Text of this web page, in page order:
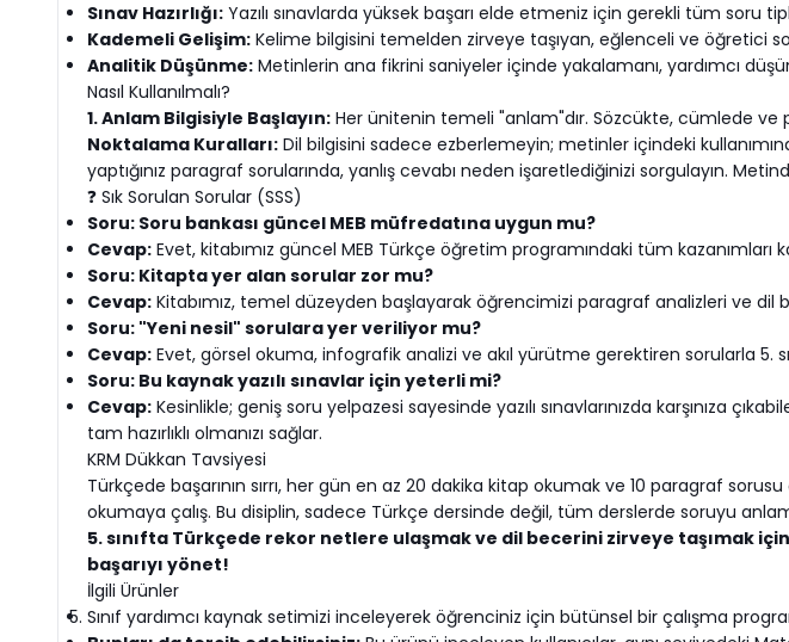
Sınav Hazırlığı: Yazılı sınavlarda yüksek başarı elde etmeniz için gerekli tüm soru
Kademeli Gelişim: Kelime bilgisini temelden zirveye taşıyan, eğlenceli ve öğretici
Analitik Düşünme: Metinlerin ana fikrini saniyeler içinde yakalamanı, yardımcı
Nasıl Kullanılmalı?
1. Anlam Bilgisiyle Başlayın: Her ünitenin temeli "anlam"dır. Sözcükte, cümlede
Noktalama Kuralları: Dil bilgisini sadece ezberlemeyin; metinler içindeki
yaptığınız paragraf sorularında, yanlış cevabı neden işaretlediğinizi sorgulayın.
❓ Sık Sorulan Sorular (SSS)
Soru: Soru bankası güncel MEB müfredatına uygun mu?
Cevap: Evet, kitabımız güncel MEB Türkçe öğretim programındaki tüm kazanımları
Soru: Kitapta yer alan sorular zor mu?
Cevap: Kitabımız, temel düzeyden başlayarak öğrencimizi paragraf analizleri ve dil
Soru: "Yeni nesil" sorulara yer veriliyor mu?
Cevap: Evet, görsel okuma, infografik analizi ve akıl yürütme gerektiren sorularla 5.
Soru: Bu kaynak yazılı sınavlar için yeterli mi?
Cevap: Kesinlikle; geniş soru yelpazesi sayesinde yazılı sınavlarınızda karşınıza
tam hazırlıklı olmanızı sağlar.
KRM Dükkan Tavsiyesi
Türkçede başarının sırrı, her gün en az 20 dakika kitap okumak ve 10 paragraf
okumaya çalış. Bu disiplin, sadece Türkçe dersinde değil, tüm derslerde soruyu
5. sınıfta Türkçede rekor netlere ulaşmak ve dil becerini zirveye taşımak
başarıyı yönet!
İlgili Ürünler
Sınıf yardımcı kaynak setimizi inceleyerek öğrenciniz için bütünsel bir çalışma